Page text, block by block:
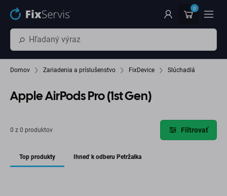
Preskočiť na hlavný obsah 0
Domov Zariadenia a príslušenstvo FixDevice Slúchadlá
Apple AirPods Pro (1st Gen)
0 z 0 produktov Filtrovať
Top produkty Ihneď k odberu Petržalka